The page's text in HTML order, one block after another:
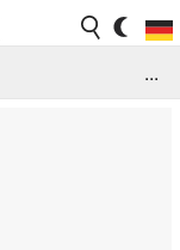
...